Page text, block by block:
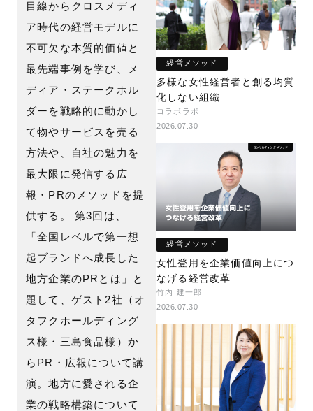
目線からクロスメディ
ア時代の経営モデルに
不可欠な本質的価値と
最先端事例を学び、メ
ディア・ステークホル
ダーを戦略的に動かし
て物やサービスを売る
方法や、自社の魅力を
最大限に発信する広
報・PRのメソッドを提
供する。 第3回は、
「全国レベルで第一想
起ブランドへ成長した
地方企業のPRとは」と
題して、ゲスト2社（オ
タフクホールディング
ス様・三島食品様）か
らPR・広報について講
演。地方に愛される企
業の戦略構築について
経営メソッド
多様な女性経営者と創る均質
化しない組織
コラボラボ
2026.07.30
経営メソッド
女性登用を企業価値向上につ
なげる経営改革
竹内 建一郎
2026.07.30